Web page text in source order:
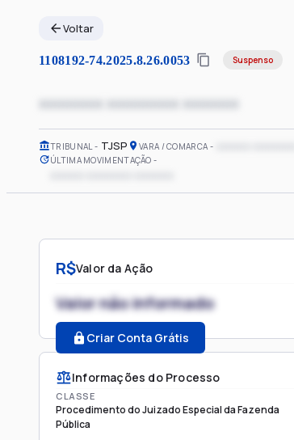
Voltar
1108192-74.2025.8.26.0053 Suspenso
xxxxxxxx xxxxxxxxx xxxxxxx
TRIBUNAL TJSP VARA / COMARCA
ÚLTIMA MOVIMENTAÇÃO
R$Valor da Ação
Valor não informado
Criar Conta Grátis
Informações do Processo
CLASSE
Procedimento do Juizado Especial da Fazenda
Pública